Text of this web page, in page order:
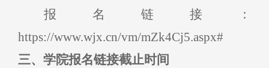
报名链接：
https://www.wjx.cn/vm/mZk4Cj5.aspx#
三、学院报名链接截止时间